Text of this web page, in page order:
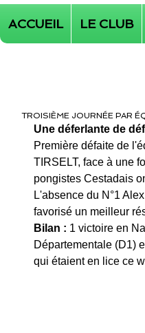
ACCUEIL LE CLUB
TROISIÈME JOURNÉE PAR
Une déferlante de
Première défaite de
TIRSELT, face à une
pongistes Cestadais
L'absence du N°1
favorisé un meilleur
Bilan : 1 victoire en
Départementale (D1)
qui étaient en lice ce